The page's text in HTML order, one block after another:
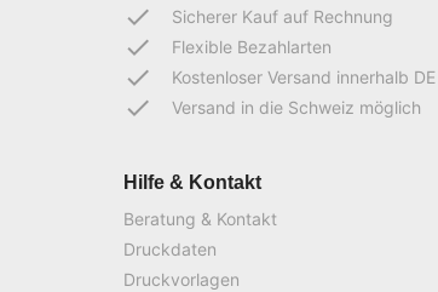
done Sicherer Kauf auf Rechnung
done Flexible Bezahlarten
done Kostenloser Versand innerhalb DE
done Versand in die Schweiz möglich
Hilfe & Kontakt
Beratung & Kontakt
Druckdaten
Druckvorlagen